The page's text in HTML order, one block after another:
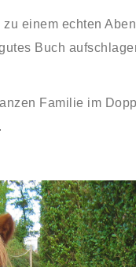
einem echten
Buch
Familie im